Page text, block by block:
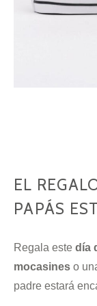
EL
PAPÁS
Regala este día
mocasines o
padre estará